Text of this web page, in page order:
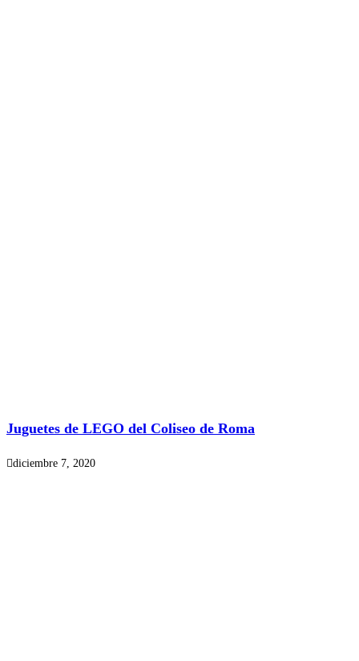
Juguetes de LEGO del Coliseo de Roma
diciembre 7, 2020